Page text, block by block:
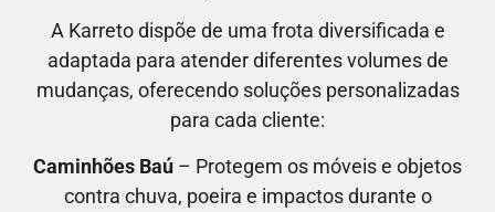
A Karreto dispõe de uma frota diversificada e
adaptada para atender diferentes volumes de
mudanças, oferecendo soluções personalizadas
para cada cliente:
Caminhões Baú – Protegem os móveis e objetos
contra chuva, poeira e impactos durante o